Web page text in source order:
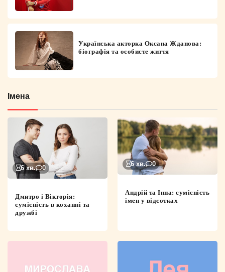
Українська акторка Оксана Жданова:
біографія та особисте життя
Імена
6 хв. 0
Дмитро і Вікторія:
сумісність в коханні та
дружбі
6 хв. 0
Андрій та Інна: сумісність
імен у відсотках